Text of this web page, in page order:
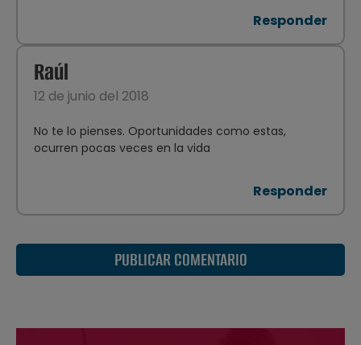
Responder
Raúl
12 de junio del 2018
No te lo pienses. Oportunidades como estas,
ocurren pocas veces en la vida
Responder
PUBLICAR COMENTARIO